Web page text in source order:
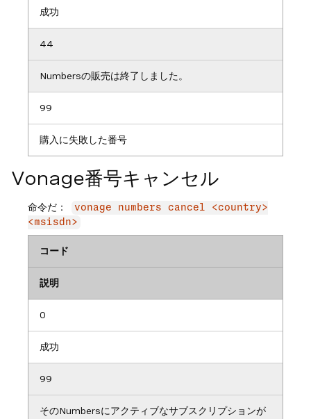
成功
44
Numbersの販売は終了しました。
99
購入に失敗した番号
Vonage番号キャンセル
命令だ：
vonage numbers cancel <country>
<msisdn>
コード
説明
0
成功
99
そのNumbersにアクティブなサブスクリプションが